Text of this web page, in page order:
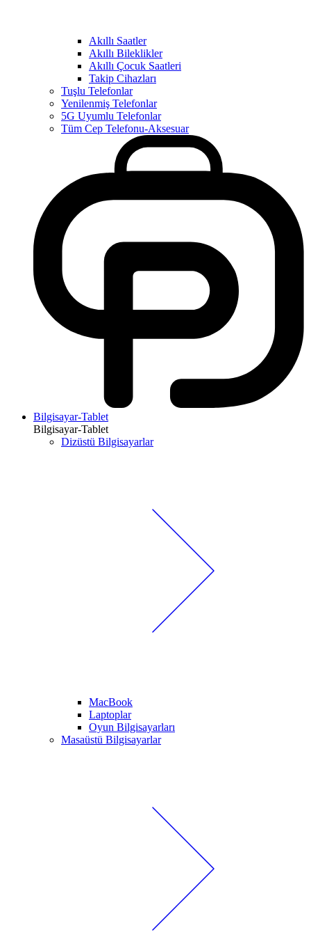
Akıllı Saatler
Akıllı Bileklikler
Akıllı Çocuk Saatleri
Takip Cihazları
Tuşlu Telefonlar
Yenilenmiş Telefonlar
5G Uyumlu Telefonlar
Tüm Cep Telefonu-Aksesuar
Bilgisayar-Tablet
Bilgisayar-Tablet
Dizüstü Bilgisayarlar
MacBook
Laptoplar
Oyun Bilgisayarları
Masaüstü Bilgisayarlar